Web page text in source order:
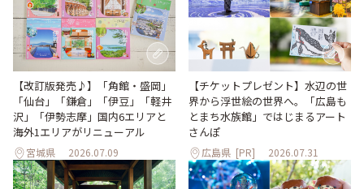
【改訂版発売♪】「角館・盛岡」
「仙台」「鎌倉」「伊豆」「軽井
沢」「伊勢志摩」国内6エリアと
海外1エリアがリニューアル
宮城県 2026.07.09
【チケットプレゼント】水辺の世
界から浮世絵の世界へ。「広島も
とまち水族館」ではじまるアート
さんぽ
広島県 [PR] 2026.07.31